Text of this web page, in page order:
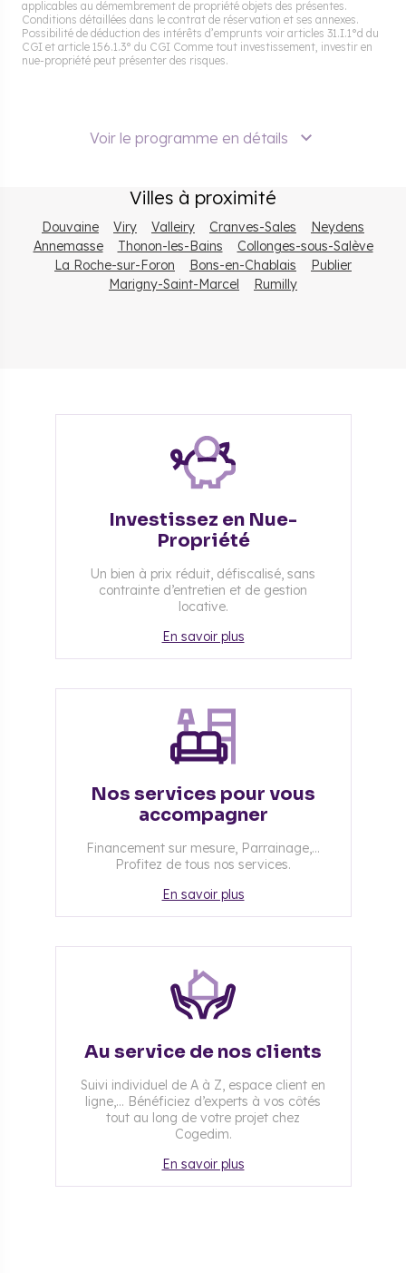
applicables au démembrement de propriété objets des présentes.
Conditions détaillées dans le contrat de réservation et ses annexes.
Possibilité de déduction des intérêts d’emprunts voir articles 31.I.1°d du
CGI et article 156.1.3° du CGI Comme tout investissement, investir en
nue-propriété peut présenter des risques.
Voir le programme en détails
Villes à proximité
Douvaine Viry Valleiry Cranves-Sales
Neydens
Annemasse
Thonon-les-Bains
Collonges-sous-Salève
La Roche-sur-Foron
Bons-en-Chablais
Publier
Marigny-Saint-Marcel
Rumilly
Investissez en Nue-
Propriété
Un bien à prix réduit, défiscalisé, sans
contrainte d’entretien et de gestion
locative.
En savoir plus
Nos services pour vous
accompagner
Financement sur mesure, Parrainage,...
Profitez de tous nos services.
En savoir plus
Au service de nos clients
Suivi individuel de A à Z, espace client en
ligne,... Bénéficiez d’experts à vos côtés
tout au long de votre projet chez
Cogedim.
En savoir plus